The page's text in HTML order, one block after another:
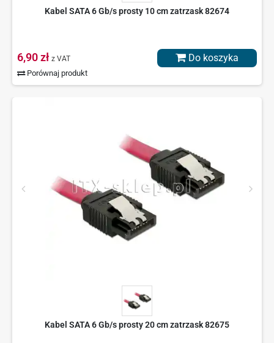
Kabel SATA 6 Gb/s prosty 10 cm zatrzask 82674
6,90 zł z VAT
Porównaj produkt
Do koszyka
Kabel SATA 6 Gb/s prosty 20 cm zatrzask 82675